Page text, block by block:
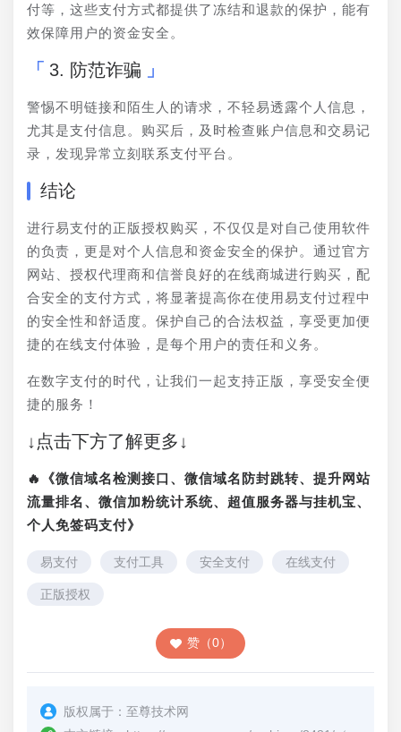
付等，这些支付方式都提供了冻结和退款的保护，能有
效保障用户的资金安全。
3. 防范诈骗
警惕不明链接和陌生人的请求，不轻易透露个人信息，
尤其是支付信息。购买后，及时检查账户信息和交易记
录，发现异常立刻联系支付平台。
结论
进行易支付的正版授权购买，不仅仅是对自己使用软件
的负责，更是对个人信息和资金安全的保护。通过官方
网站、授权代理商和信誉良好的在线商城进行购买，配
合安全的支付方式，将显著提高你在使用易支付过程中
的安全性和舒适度。保护自己的合法权益，享受更加便
捷的在线支付体验，是每个用户的责任和义务。
在数字支付的时代，让我们一起支持正版，享受安全便
捷的服务！
↓点击下方了解更多↓
🔥《微信域名检测接口、微信域名防封跳转、提升网站
流量排名、微信加粉统计系统、超值服务器与挂机宝、
个人免签码支付》
易支付 支付工具 安全支付 在线支付
正版授权
赞（0）
版权属于： 至尊技术网